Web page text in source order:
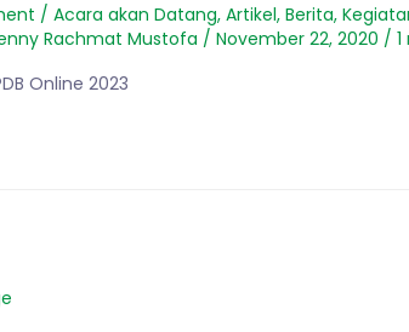
/Acara akan Datang,Artikel,Berita,
Rachmat Mustofa /November 22, 2020 /
Online 2023